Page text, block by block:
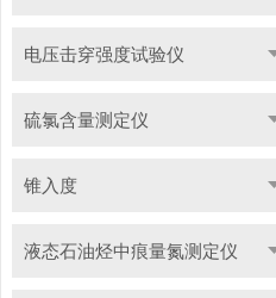
电压击穿强度试验仪
硫氯含量测定仪
锥入度
液态石油烃中痕量氮测定仪